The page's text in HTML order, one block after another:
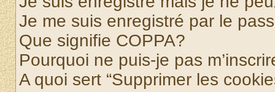
Je me suis enregistré par le
Que signifie COPPA?
Pourquoi ne puis-je pas
A quoi sert “Supprimer les